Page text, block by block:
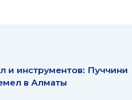
и инструментов: Пуччини
в Алматы